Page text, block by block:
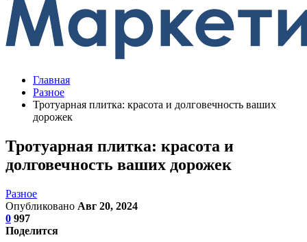
Главная
Разное
Тротуарная плитка: красота и долговечность ваших
дорожек
Тротуарная плитка: красота и
долговечность ваших дорожек
Разное
Опубликовано Авг 20, 2024
0 997
Поделится